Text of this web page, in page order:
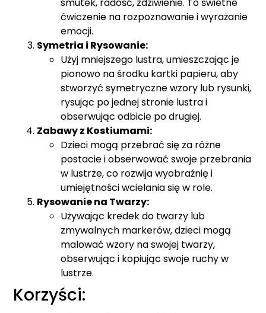
ćwiczenie na rozpoznawanie i wyrażanie
emocji.
Symetria i Rysowanie:
Użyj mniejszego lustra, umieszczając je
pionowo na środku kartki papieru, aby
stworzyć symetryczne wzory lub rysunki,
rysując po jednej stronie lustra i
obserwując odbicie po drugiej.
Zabawy z Kostiumami:
Dzieci mogą przebrać się za różne
postacie i obserwować swoje przebrania
w lustrze, co rozwija wyobraźnię i
umiejętności wcielania się w role.
Rysowanie na Twarzy:
Używając kredek do twarzy lub
zmywalnych markerów, dzieci mogą
malować wzory na swojej twarzy,
obserwując i kopiując swoje ruchy w
lustrze.
Korzyści: